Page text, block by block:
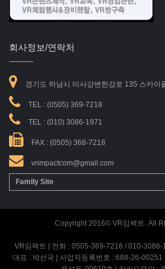
회사정보/연락처
경기도 하남시 미사강변한강로 135 스카이
TEL : (0505) 369-7218
TEL : (010) 3086-1971
FAX : (0505) 368-7218
vrimpactcom@gmail.com
Family Site
Copyright 2016© VR임팩트. All
VR임팩트 | 전화 : 0505-369-7218 / 010-
대표 : 박선국 | 사업자등록번호 : 688-26-